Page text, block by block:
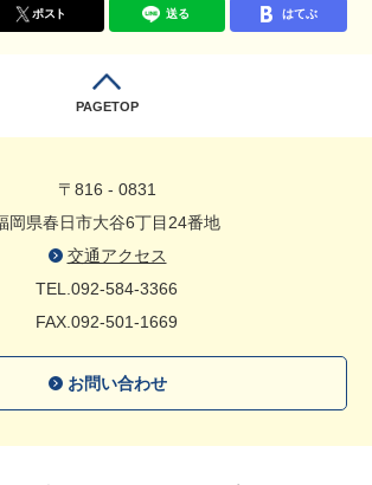
ポスト 送る はてぶ
PAGETOP
〒816 - 0831
岡県春日市大谷6丁目24番地
交通アクセス
TEL.092-584-3366
FAX.092-501-1669
お問い合わせ